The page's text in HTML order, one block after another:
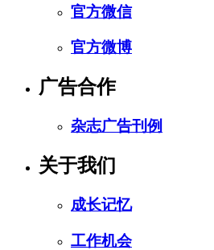
官方微信
官方微博
广告合作
杂志广告刊例
关于我们
成长记忆
工作机会